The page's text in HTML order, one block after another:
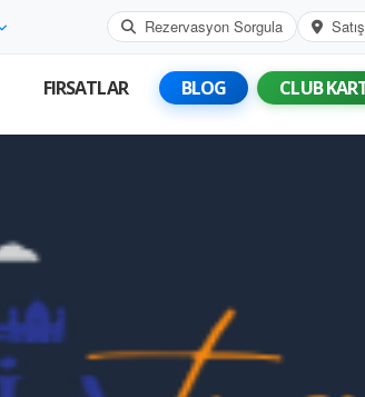
Rezervasyon Sorgula
FIRSATLAR BLOG CLUB